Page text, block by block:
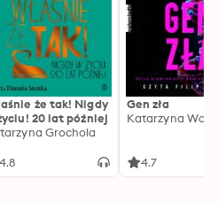
że tak! Nigdy
20 lat później
Grochola
4.8
Gen zła
Katarzyna
4.7